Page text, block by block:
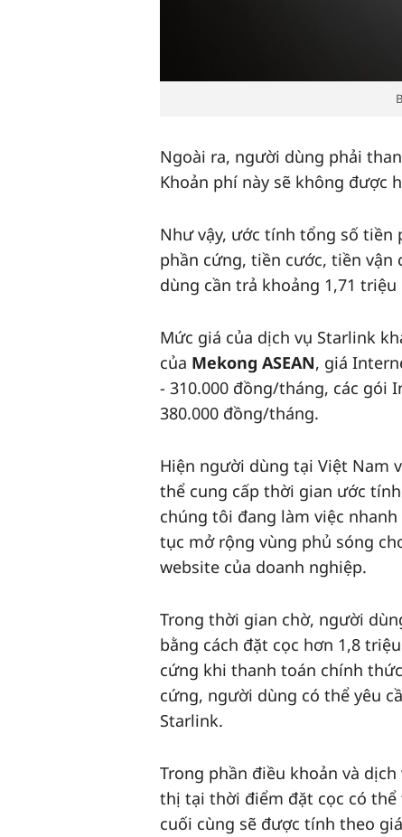
Ngoài ra, người dùng phải
Khoản phí này sẽ không được
Như vậy, ước tính tổng số tiền
phần cứng, tiền cước, tiền vận
dùng cần trả khoảng 1,71
Mức giá của dịch vụ Starlink
của Mekong ASEAN, giá
- 310.000 đồng/tháng, các gói
380.000 đồng/tháng.
Hiện người dùng tại Việt Nam
thể cung cấp thời gian ước
chúng tôi đang làm việc
tục mở rộng vùng phủ sóng
website của doanh nghiệp.
Trong thời gian chờ, người
bằng cách đặt cọc hơn 1,8
cứng khi thanh toán chính
cứng, người dùng có thể yêu
Starlink.
Trong phần điều khoản và
thị tại thời điểm đặt cọc có
cuối cùng sẽ được tính theo